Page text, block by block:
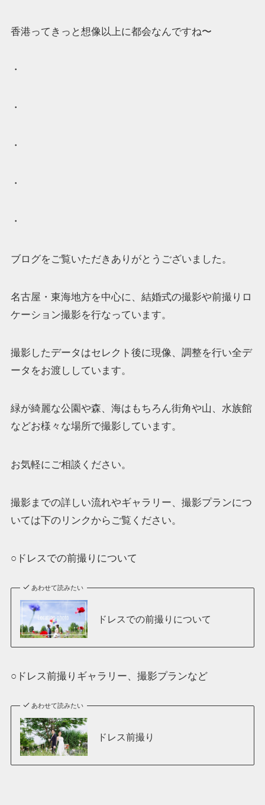
香港ってきっと想像以上に都会なんですね〜
・
・
・
・
・
ブログをご覧いただきありがとうございました。
名古屋・東海地方を中心に、結婚式の撮影や前撮りロ
ケーション撮影を行なっています。
撮影したデータはセレクト後に現像、調整を行い全デ
ータをお渡ししています。
緑が綺麗な公園や森、海はもちろん街角や山、水族館
などお様々な場所で撮影しています。
お気軽にご相談ください。
撮影までの詳しい流れやギャラリー、撮影プランにつ
いては下のリンクからご覧ください。
○ドレスでの前撮りについて
あわせて読みたい
ドレスでの前撮りについて
○ドレス前撮りギャラリー、撮影プランなど
あわせて読みたい
ドレス前撮り